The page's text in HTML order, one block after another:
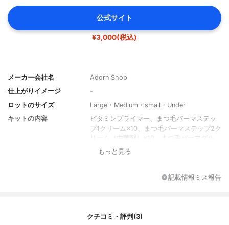
公式サイト
¥3,000(税込)
メーカー会社名
Adorn Shop
仕上がりイメージ
-
ロットのサイズ
Large・Medium・small・Under
キットの内容
ビタミンプライマー、まつ毛パーマステッ
プ1クリーム×10、まつ毛パーマステップ2ク
リーム（中華剤）×10、まつ毛パーマグル
ー、まつ毛パーマロッド×10、マイクロブラ
もっと見る
記載情報ミス報告
クチコミ・評判(3)